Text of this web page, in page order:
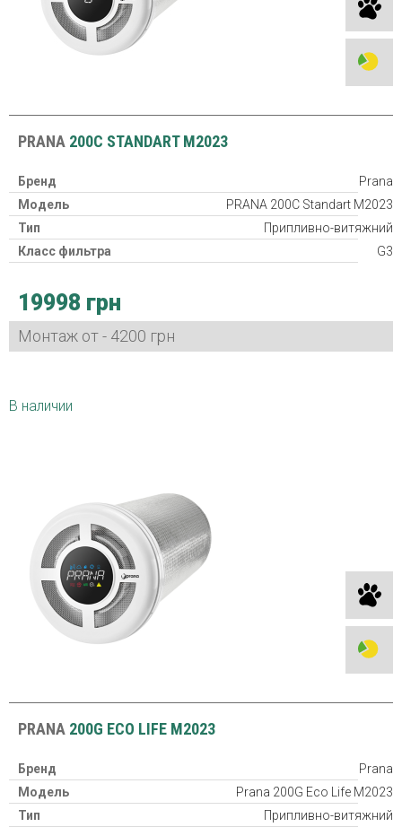
PRANA 200C STANDART M2023
Бренд
Prana
Модель
PRANA 200C Standart M2023
Тип
Припливно-витяжний
Класс фильтра
G3
Класс защиты
Потребляемая мощность
3,2 - 26 Вт Вт
Гарантия
19998 грн
Монтаж от - 4200 грн
В наличии
PRANA 200G ECO LIFE M2023
Бренд
Prana
Модель
Prana 200G Eco Life M2023
Тип
Припливно-витяжний